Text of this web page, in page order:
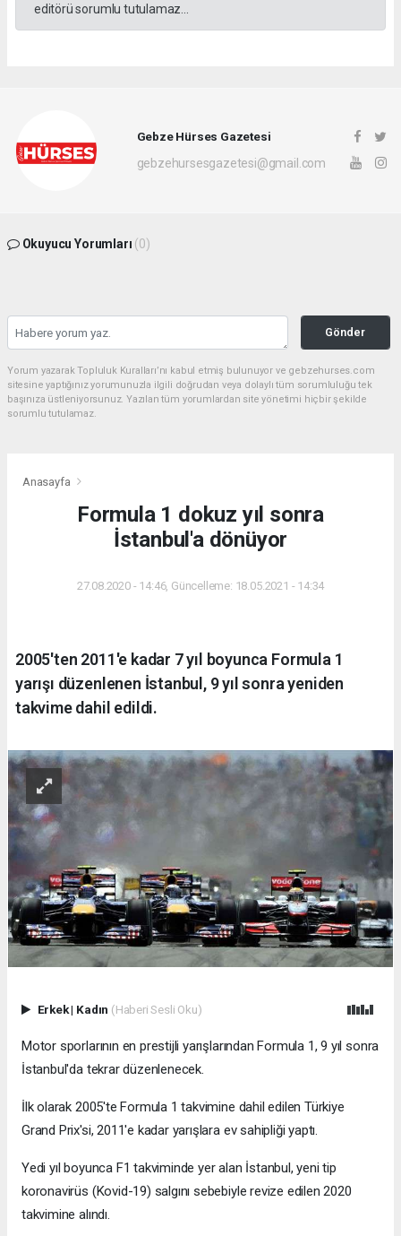
editörü sorumlu tutulamaz...
Gebze Hürses Gazetesi
gebzehursesgazetesi@gmail.com
Okuyucu Yorumları (0)
Gönder
Yorum yazarak Topluluk Kuralları’nı kabul etmiş bulunuyor ve gebzehurses.com
sitesine yaptığınız yorumunuzla ilgili doğrudan veya dolaylı tüm sorumluluğu tek
başınıza üstleniyorsunuz. Yazılan tüm yorumlardan site yönetimi hiçbir şekilde
sorumlu tutulamaz.
Anasayfa
Formula 1 dokuz yıl sonra
İstanbul'a dönüyor
27.08.2020 - 14:46, Güncelleme: 18.05.2021 - 14:34
2005'ten 2011'e kadar 7 yıl boyunca Formula 1
yarışı düzenlenen İstanbul, 9 yıl sonra yeniden
takvime dahil edildi.
Erkek| Kadın (Haberi Sesli Oku)
Motor sporlarının en prestijli yarışlarından Formula 1, 9 yıl sonra
İstanbul'da tekrar düzenlenecek.
İlk olarak 2005'te Formula 1 takvimine dahil edilen Türkiye
Grand Prix'si, 2011'e kadar yarışlara ev sahipliği yaptı.
Yedi yıl boyunca F1 takviminde yer alan İstanbul, yeni tip
koronavirüs (Kovid-19) salgını sebebiyle revize edilen 2020
takvimine alındı.